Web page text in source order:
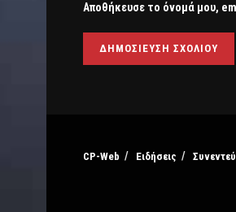
Αποθήκευσε το όνομά μου,
CP-Web Ειδήσεις